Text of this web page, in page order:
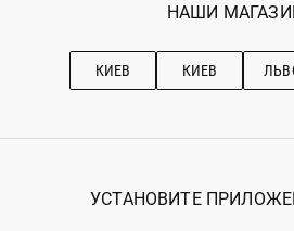
Ostriv Club+
Рекомендации по
НАШИ
КИЕВ КИЕВ
УСТАНОВИТЕ